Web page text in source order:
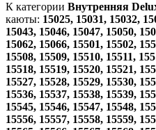
К категории Внутренняя
каюты: 15025, 15031, 15032,
15043, 15046, 15047, 15050,
15062, 15066, 15501, 15502,
15508, 15509, 15510, 15511,
15518, 15519, 15520, 15521,
15527, 15528, 15529, 15530,
15536, 15537, 15538, 15539,
15545, 15546, 15547, 15548,
15556, 15557, 15558, 15559,